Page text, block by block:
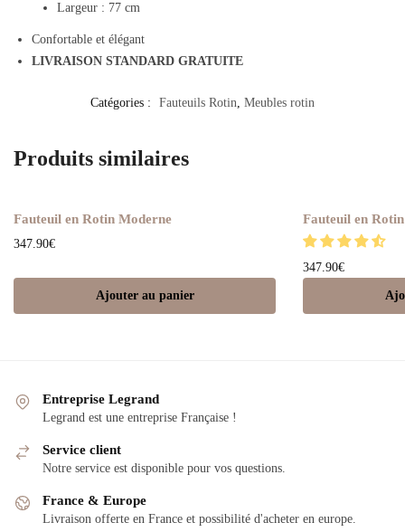
Largeur : 77 cm
Confortable et élégant
LIVRAISON STANDARD GRATUITE
Catégories : Fauteuils Rotin Meubles rotin
Produits similaires
Fauteuil en Rotin Moderne
347.90€
Ajouter au panier
Fauteuil en
347.90€
Entreprise Legrand
Legrand est une entreprise Française !
Service client
Notre service est disponible pour vos questions.
France & Europe
Livraison offerte en France et possibilité d'acheter en europe.